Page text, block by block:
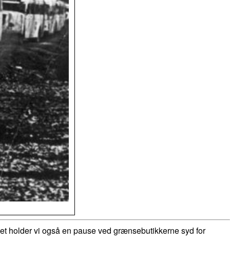
holder vi også en pause ved grænsebutikkerne syd for